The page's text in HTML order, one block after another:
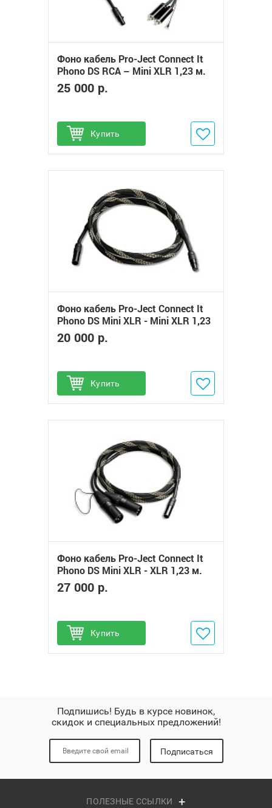
Фоно кабель Pro-Ject Connect It
Phono DS RCA – Mini XLR 1,23 м.
25 000 р.
Купить
Добавить в избранное
Фоно кабель Pro-Ject Connect It
Phono DS Mini XLR - Mini XLR 1,23
м.
20 000 р.
Купить
Добавить в избранное
Фоно кабель Pro-Ject Connect It
Phono DS Mini XLR - XLR 1,23 м.
27 000 р.
Купить
Добавить в избранное
Подпишись! Будь в курсе новинок,
скидок и специальных предложений!
Подписаться
ПОЛЕЗНЫЕ ССЫЛКИ